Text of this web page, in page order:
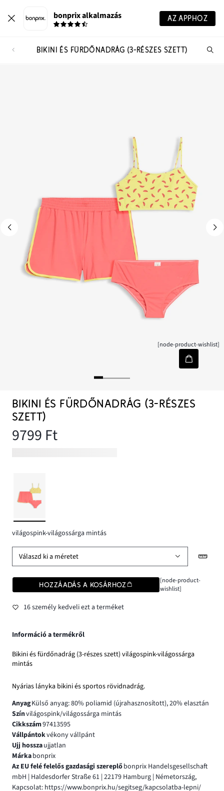
bonprix alkalmazás AZ APPHOZ
BIKINI ÉS FÜRDŐNADRÁG (3-RÉSZES SZETT)
[node-product-wishlist]
BIKINI ÉS FÜRDŐNADRÁG (3-RÉSZES
SZETT)
9799 Ft
világospink-világossárga mintás
Válaszd ki a méretet
HOZZÁADÁS A KOSÁRHOZ
[node-product-
wishlist]
16 személy kedveli ezt a terméket
Információ a termékről
Bikini és fürdőnadrág (3-részes szett) világospink-világossárga
mintás
Nyárias lányka bikini és sportos rövidnadrág.
AnyagKülső anyag: 80% poliamid (újrahasznosított), 20% elasztán
Színvilágospink/világossárga mintás
Cikkszám97413595
Vállpántokvékony vállpánt
Ujj hosszaujjatlan
Márkabonprix
Az EU felé felelős gazdasági szereplőbonprix Handelsgesellschaft
mbH | Haldesdorfer Straße 61 | 22179 Hamburg | Németország,
Kapcsolat: https://www.bonprix.hu/segitseg/kapcsolatba-lepni/